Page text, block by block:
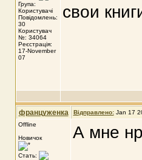
Група:
Користувачі
Повідомлень:
30
Користувач
№: 34064
Реєстрація:
17-November
07
свои
француженка Відправлено: Jan 17
Offline
Новичок
Стать:
А мне